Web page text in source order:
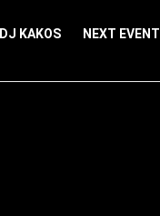
DJ KAKOS NEXT EVENT